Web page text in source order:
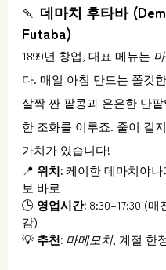
🍡 데마치 후타바
Futaba)
1899년 창업, 대표 메뉴는
다. 매일 아침 만드는 쫄깃
살짝 짠 팥콩과 은은한 단
한 조화를 이루죠. 줄이 길
가치가 있습니다!
📍 위치: 케이한 데마치야나
보 바로
🕒 영업시간: 8:30–17:30 (
감)
💡 추천: 마메모치, 계절 한